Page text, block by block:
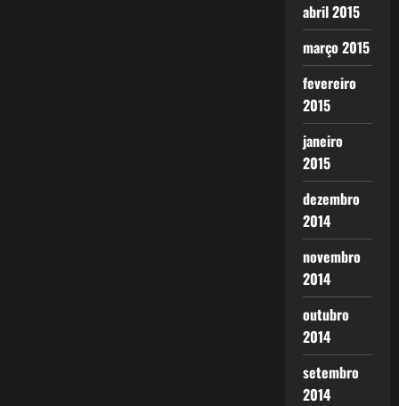
abril 2015
março 2015
fevereiro
2015
janeiro
2015
dezembro
2014
novembro
2014
outubro
2014
setembro
2014